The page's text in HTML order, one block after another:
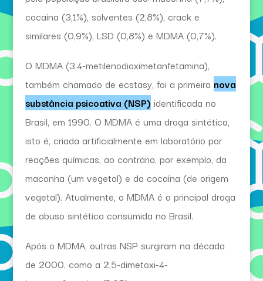
cocaína (3,1%), solventes (2,8%), crack e
similares (0,9%), LSD (0,8%) e MDMA (0,7%).
O MDMA (3,4-metilenodioximetanfetamina),
também chamado de ecstasy, foi a primeira nova
substância psicoativa (NSP) identificada no
Brasil, em 1990. O MDMA é uma droga sintética,
isto é, criada artificialmente em laboratório por
reações químicas, ao contrário, por exemplo, da
maconha (um vegetal) e da cocaína (de origem
vegetal). Atualmente, o MDMA é a principal droga
de abuso sintética consumida no Brasil.
Após o MDMA, outras NSP surgiram na década
de 2000, como a 2,5-dimetoxi-4-